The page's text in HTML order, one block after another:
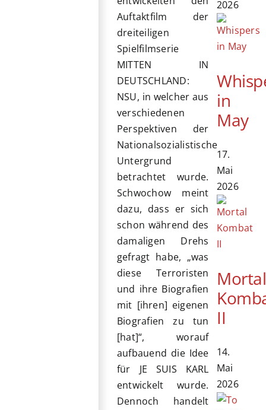
Auftaktfilm der
dreiteiligen
Spielfilmserie
MITTEN IN
DEUTSCHLAND:
NSU, in welcher aus
verschiedenen
Perspektiven der
Nationalsozialistische
Untergrund
betrachtet wurde.
Schwochow meint
dazu, dass er sich
schon während des
damaligen Drehs
gefragt habe, „was
diese Terroristen
und ihre Biografien
mit [ihren] eigenen
Biografien zu tun
[hat]“, worauf
aufbauend die Idee
für JE SUIS KARL
entwickelt wurde.
Dennoch handelt
2026
in
May
17.
Mai
2026
Mortal
II
14.
Mai
2026